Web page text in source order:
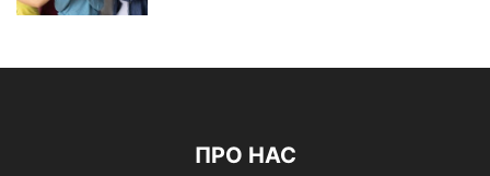
ПРО НАС